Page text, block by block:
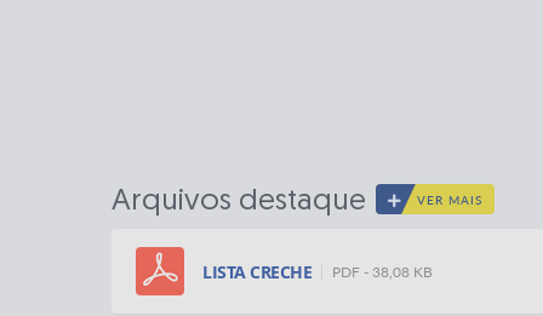
Arquivos destaque VER MAIS
LISTA CRECHE PDF - 38,08 KB